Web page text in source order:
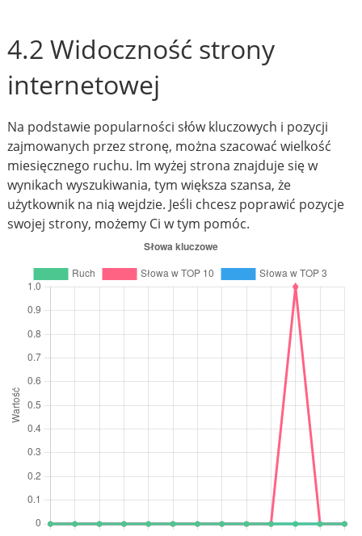
4.2 Widoczność strony
internetowej
Na podstawie popularności słów kluczowych i pozycji
zajmowanych przez stronę, można szacować wielkość
miesięcznego ruchu. Im wyżej strona znajduje się w
wynikach wyszukiwania, tym większa szansa, że
użytkownik na nią wejdzie. Jeśli chcesz poprawić pozycje
swojej strony, możemy Ci w tym pomóc.